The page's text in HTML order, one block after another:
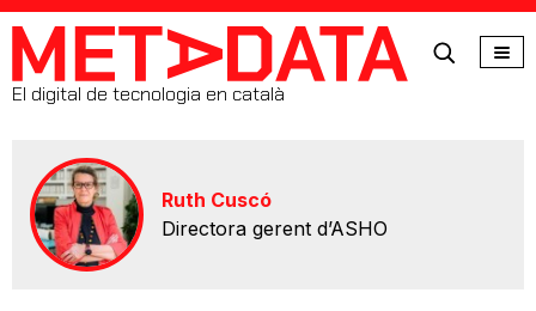
MetaData
El digital de tecnologia en català
Ruth Cuscó
Directora gerent d’ASHO